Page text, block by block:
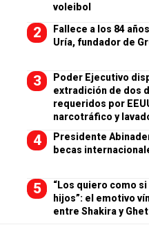
voleibol
Fallece a los 84
Uría, fundador de
Poder Ejecutivo
extradición de dos
requeridos por
narcotráfico y
Presidente
becas
“Los quiero como
hijos”: el emotivo
entre Shakira y